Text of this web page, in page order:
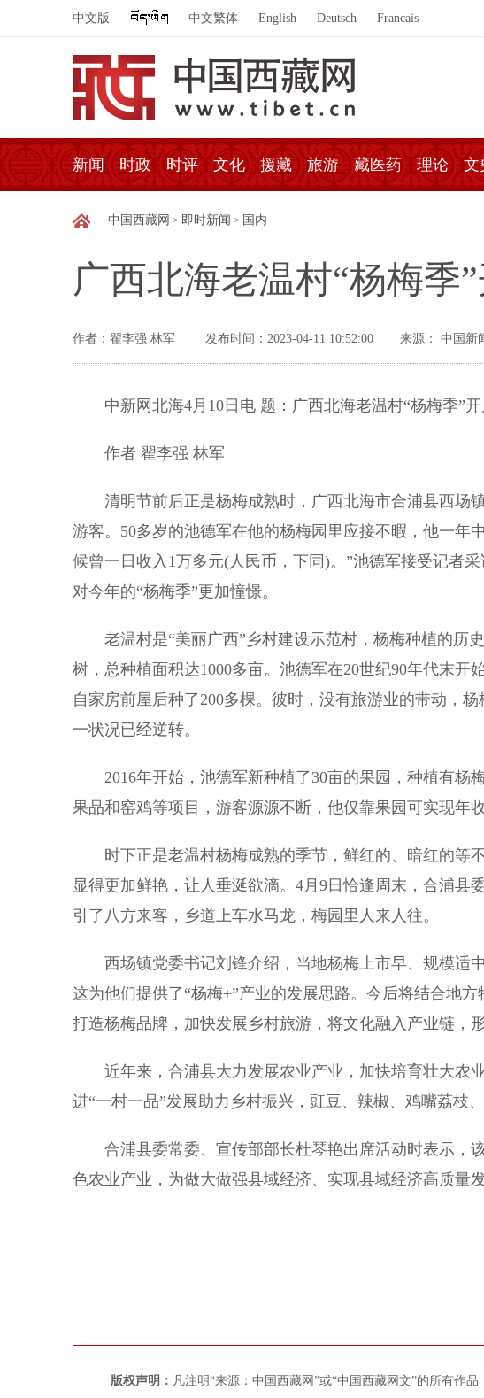
中文版 中文繁体 English Deutsch Francais
新闻 时政 时评 文化 援藏 旅游 藏医药 理论 文
中国西藏网 > 即时新闻 > 国内
广西北海老温村“杨梅季
作者：翟李强 林军 发布时间：2023-04-11 10:52:00 来源： 中国新
中新网北海4月10日电 题：广西北海老温村“杨梅季”开
作者 翟李强 林军
清明节前后正是杨梅成熟时，广西北海市合浦县西场
游客。50多岁的池德军在他的杨梅园里应接不暇，他一年
候曾一日收入1万多元(人民币，下同)。”池德军接受记者
对今年的“杨梅季”更加憧憬。
老温村是“美丽广西”乡村建设示范村，杨梅种植的历
树，总种植面积达1000多亩。池德军在20世纪90年代末
自家房前屋后种了200多棵。彼时，没有旅游业的带动，
一状况已经逆转。
2016年开始，池德军新种植了30亩的果园，种植有杨
果品和窑鸡等项目，游客源源不断，他仅靠果园可实现年收
时下正是老温村杨梅成熟的季节，鲜红的、暗红的等
显得更加鲜艳，让人垂涎欲滴。4月9日恰逢周末，合浦县
引了八方来客，乡道上车水马龙，梅园里人来人往。
西场镇党委书记刘锋介绍，当地杨梅上市早、规模适中
这为他们提供了“杨梅+”产业的发展思路。今后将结合地
打造杨梅品牌，加快发展乡村旅游，将文化融入产业链，
近年来，合浦县大力发展农业产业，加快培育壮大农
进“一村一品”发展助力乡村振兴，豇豆、辣椒、鸡嘴荔枝
合浦县委常委、宣传部部长杜琴艳出席活动时表示，
色农业产业，为做大做强县域经济、实现县域经济高质量
版权声明： 凡注明“来源：中国西藏网”或“中国西藏网文”的所有作